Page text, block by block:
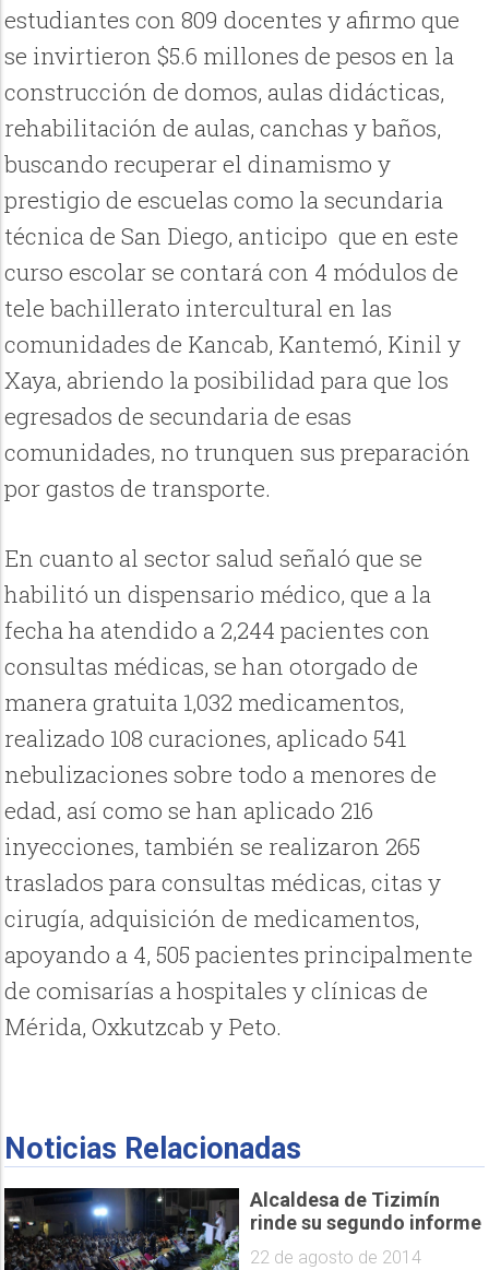
estudiantes con 809 docentes y afirmo que
se invirtieron $5.6 millones de pesos en la
construcción de domos, aulas didácticas,
rehabilitación de aulas, canchas y baños,
buscando recuperar el dinamismo y
prestigio de escuelas como la secundaria
técnica de San Diego, anticipo que en este
curso escolar se contará con 4 módulos de
tele bachillerato intercultural en las
comunidades de Kancab, Kantemó, Kinil y
Xaya, abriendo la posibilidad para que los
egresados de secundaria de esas
comunidades, no trunquen sus preparación
por gastos de transporte.
En cuanto al sector salud señaló que se
habilitó un dispensario médico, que a la
fecha ha atendido a 2,244 pacientes con
consultas médicas, se han otorgado de
manera gratuita 1,032 medicamentos,
realizado 108 curaciones, aplicado 541
nebulizaciones sobre todo a menores de
edad, así como se han aplicado 216
inyecciones, también se realizaron 265
traslados para consultas médicas, citas y
cirugía, adquisición de medicamentos,
apoyando a 4, 505 pacientes principalmente
de comisarías a hospitales y clínicas de
Mérida, Oxkutzcab y Peto.
Noticias Relacionadas
Alcaldesa de Tizimín
rinde su segundo informe
22 de agosto de 2014